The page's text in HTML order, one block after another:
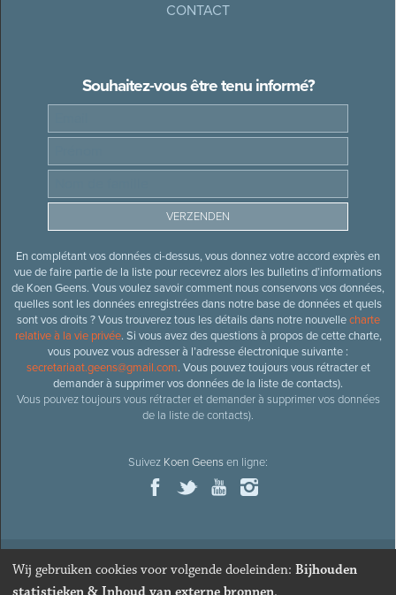
CONTACT
Souhaitez-vous être tenu informé?
En complétant vos données ci-dessus, vous donnez votre accord exprès en
vue de faire partie de la liste pour recevrez alors les bulletins d’informations
de Koen Geens. Vous voulez savoir comment nous conservons vos données,
quelles sont les données enregistrées dans notre base de données et quels
sont vos droits ? Vous trouverez tous les détails dans notre nouvellecharte
relative à la vie privée. Si vous avez des questions à propos de cette charte,
vous pouvez vous adresser à l’adresse électronique suivante :
secretariaat.geens@gmail.com. Vous pouvez toujours vous rétracter et
demander à supprimer vos données de la liste de contacts).
Vous pouvez toujours vous rétracter et demander à supprimer vos données
de la liste de contacts).
Suivez Koen Geensen ligne:
© 2026Ancien ministre et député honoraire
Wij gebruiken cookies voor volgende doeleinden: Bijhouden